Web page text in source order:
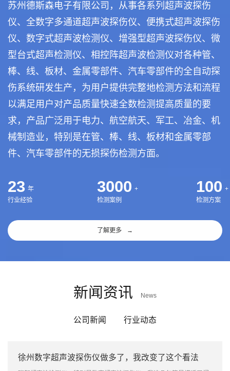
苏州德斯森电子有限公司，从事各系列超声波探伤
仪、 全数字多通道超声波探伤仪、便携式超声波探伤
仪、数字式超声波检测仪、增强型超声波探伤仪、微
型台式超声检测仪、相控阵超声波检测仪对各种管、
棒、线、板材、金属零部件、汽车零部件的全自动探
伤系统研发生产，为用户提供完整地检测方法和流程
以满足用户对产品质量快速全数检测提高质量的要
求，产品广泛用于电力、航空航天、军工、冶金、机
械制造业，特别是在管、棒、线、板材和金属零部
件、汽车零部件的无损探伤检测方面。
23 年
行业经验
3000 +
检测案例
100 +
检测方案
了解更多 →
新闻资讯 News
公司新闻 行业动态
徐州数字超声波探伤仪做多了，我改变了这个看法